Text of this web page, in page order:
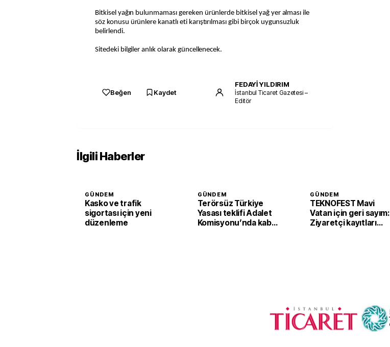
Bitkisel yağın bulunmaması gereken ürünlerde bitkisel yağ yer alması ile
söz konusu ürünlere kanatlı eti karıştırılması gibi birçok uygunsuzluk
belirlendi.
Sitedeki bilgiler anlık olarak güncellenecek.
Beğen Kaydet
FEDAYİ YILDIRIM
İstanbul Ticaret Gazetesi –
Editör
İlgili Haberler
GÜNDEM
Kasko ve trafik
sigortası için yeni
düzenleme
GÜNDEM
Terörsüz Türkiye
Yasası teklifi Adalet
Komisyonu’nda kabul
GÜNDEM
TEKNOFEST Mavi
Vatan için geri sayım:
Ziyaretçi kayıtları